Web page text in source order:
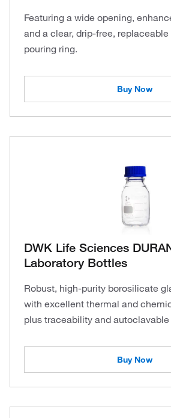
Featuring a wide opening,
and a clear, drip-free,
pouring ring.
Buy Now
DWK Life Sciences
Laboratory Bottles
Robust, high-purity borosilicate
with excellent thermal and
plus traceability and
Buy Now